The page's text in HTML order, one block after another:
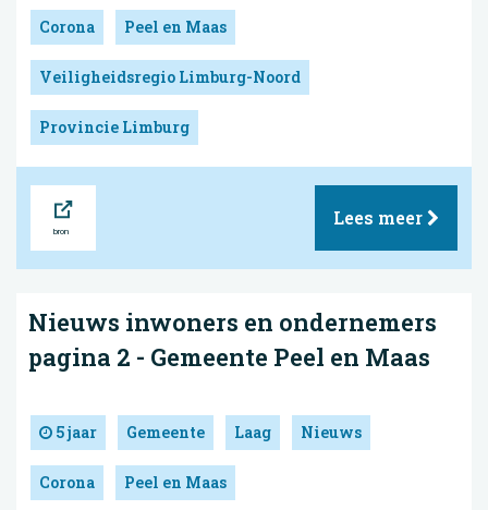
Corona Peel en Maas
Veiligheidsregio Limburg-Noord
Provincie Limburg
Lees meer
Nieuws inwoners en ondernemers
pagina 2 - Gemeente Peel en Maas
5 jaar Gemeente Laag Nieuws
Corona Peel en Maas